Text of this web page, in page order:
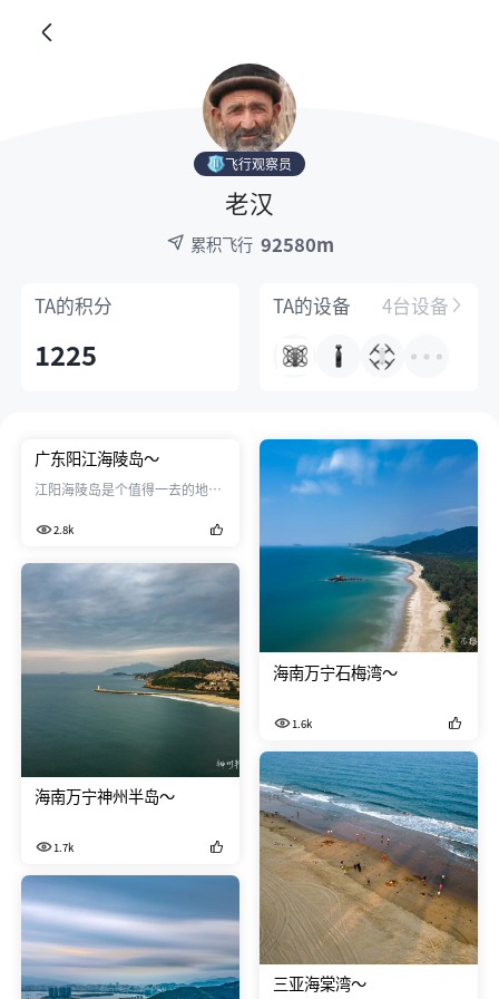
飞行观察员
老汉
累积飞行 92580m
TA的积分
1225
TA的设备 4台设备
广东阳江海陵岛～
江阳海陵岛是个值得一去的地
物馆还有美味的海鲜～
2.8k
海南万宁石梅湾～
1.6k
海南万宁神州半岛～
1.7k
三亚海棠湾～